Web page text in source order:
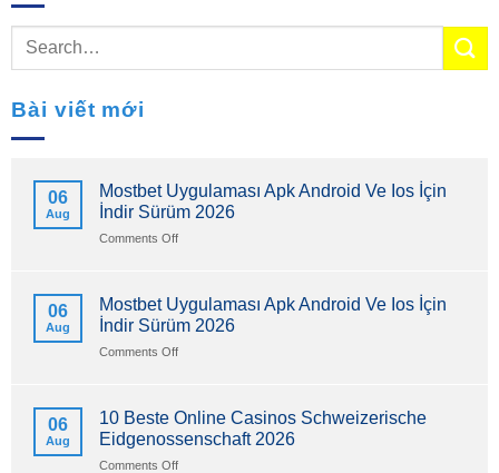
Bài viết mới
06
Aug
Mostbet Uygulaması Apk Android Ve Ios İçin
İndir Sürüm 2026
Comments Offon
Android
Ve
Ios
2026
06
Aug
Mostbet Uygulaması Apk Android Ve Ios İçin
İndir Sürüm 2026
Comments Offon
Android
Ve
Ios
06
Aug
10 Beste Online Casinos Schweizerische
Eidgenossenschaft 2026
Comments Offon